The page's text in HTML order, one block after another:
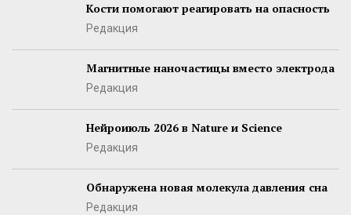
Кости помогают реагировать на опасность
Редакция
Магнитные наночастицы вместо электрода
Редакция
Нейроиюль 2026 в Nature и Science
Редакция
Обнаружена новая молекула давления сна
Редакция